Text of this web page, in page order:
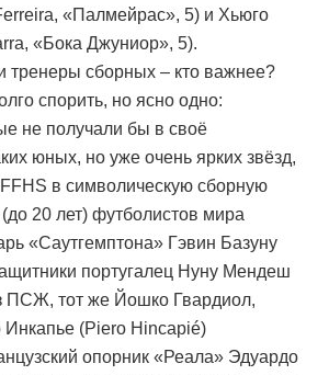
«Палмейрас», 5) и Хьюго
«Бока Джуниор», 5).
тренеры сборных – кто важнее?
спорить, но ясно одно:
не получали бы в своё
юных, но уже очень ярких звёзд,
в символическую сборную
20 лет) футболистов мира
«Саутгемптона» Гэвин Базуну
португалец Нуну Мендеш
ПСЖ, тот же Йошко Гвардиол,
Инкапье (Piero Hincapié)
опорник «Реала» Эдуардо